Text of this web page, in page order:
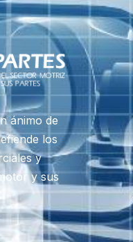
ánimo de
los
y
y sus